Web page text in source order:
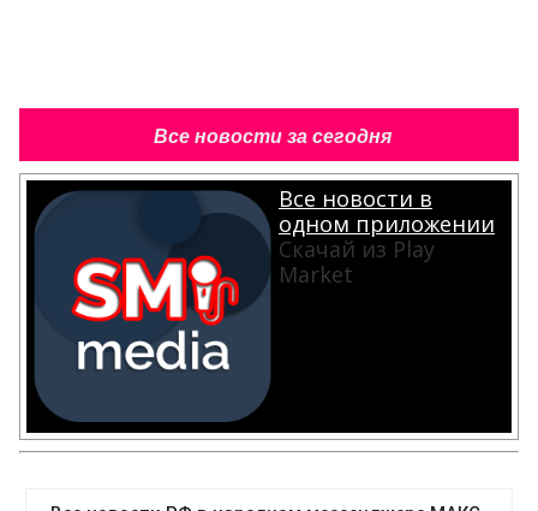
Все новости за сегодня
Все новости в
одном приложении
Скачай из Play
Market